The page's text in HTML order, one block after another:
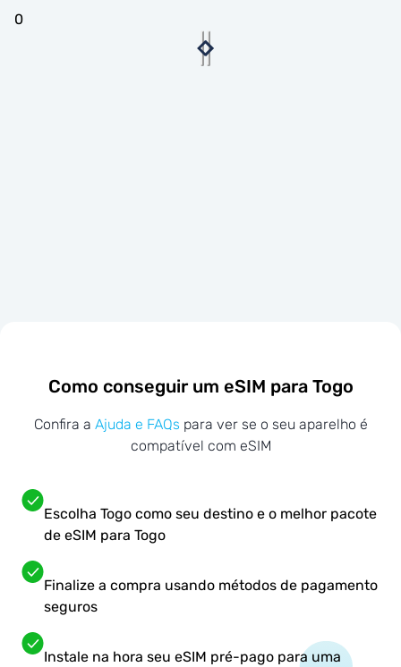
0
Como conseguir um eSIM para Togo
Confira a Ajuda e FAQs para ver se o seu aparelho é
compatível com eSIM
Escolha Togo como seu destino e o melhor pacote
de eSIM para Togo
Finalize a compra usando métodos de pagamento
seguros
Instale na hora seu eSIM pré-pago para uma